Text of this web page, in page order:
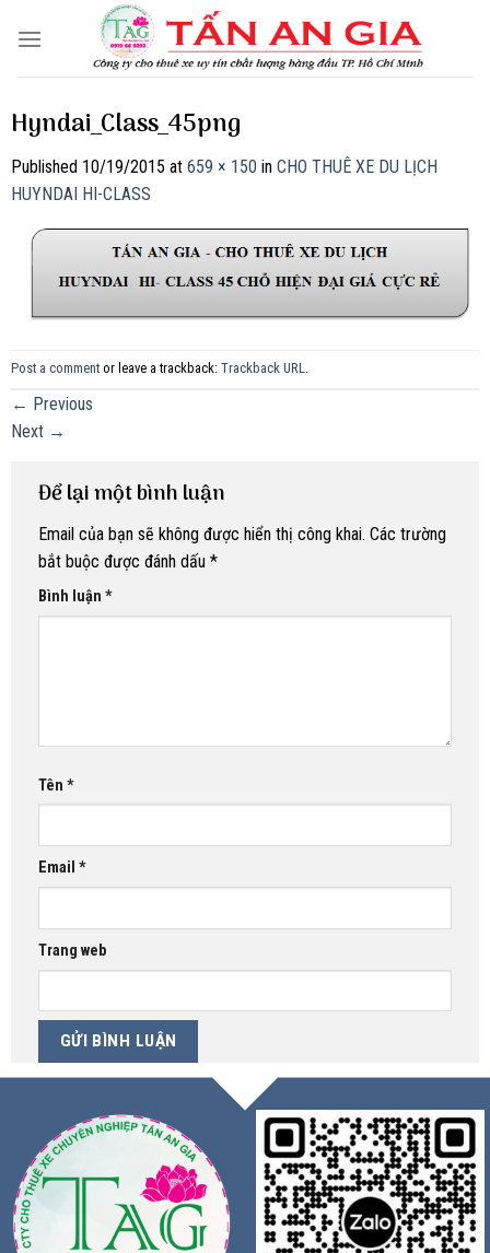
Hyndai_Class_45png
Published 10/19/2015 at 659 × 150 in CHO THUÊ XE DU LỊCH
HUYNDAI HI-CLASS
Post a comment or leave a trackback: Trackback URL
← Previous
Next →
Để lại một bình luận
Email của bạn sẽ không được hiển thị công khai. Các trường
bắt buộc được đánh dấu *
Bình luận *
Tên *
Email *
Trang web